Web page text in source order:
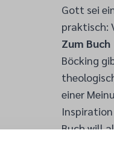
Gott sei
praktisch:
Zum Buch
Böcking
einer
Buch will